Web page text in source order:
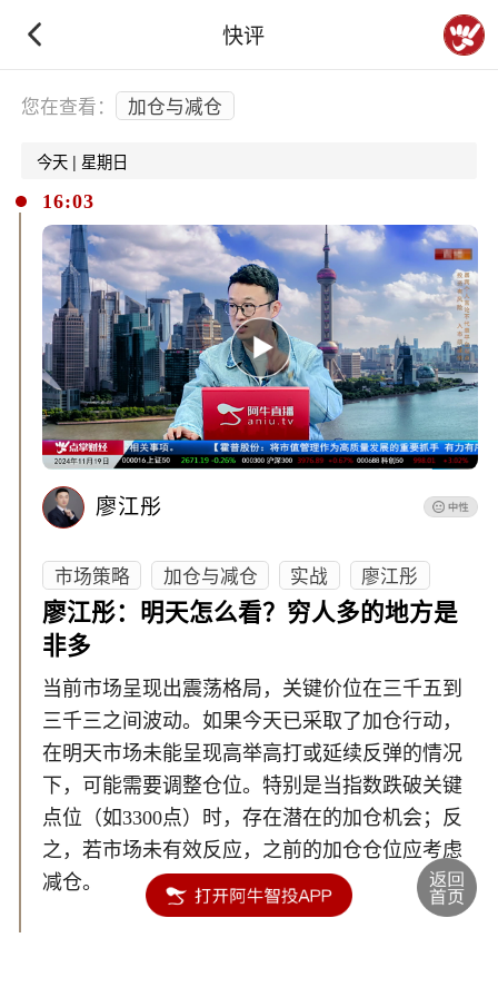
快评
下拉刷新
您在查看： 加仓与减仓
今天 | 星期日
16:03
廖江彤
市场策略 加仓与减仓 实战
廖江彤
廖江彤：明天怎么看？穷人多的地方是
非多
当前市场呈现出震荡格局，关键价位在三千五到
三千三之间波动。如果今天已采取了加仓行动，
在明天市场未能呈现高举高打或延续反弹的情况
下，可能需要调整仓位。特别是当指数跌破关键
点位（如3300点）时，存在潜在的加仓机会；反
之，若市场未有效反应，之前的加仓仓位应考虑
减仓。